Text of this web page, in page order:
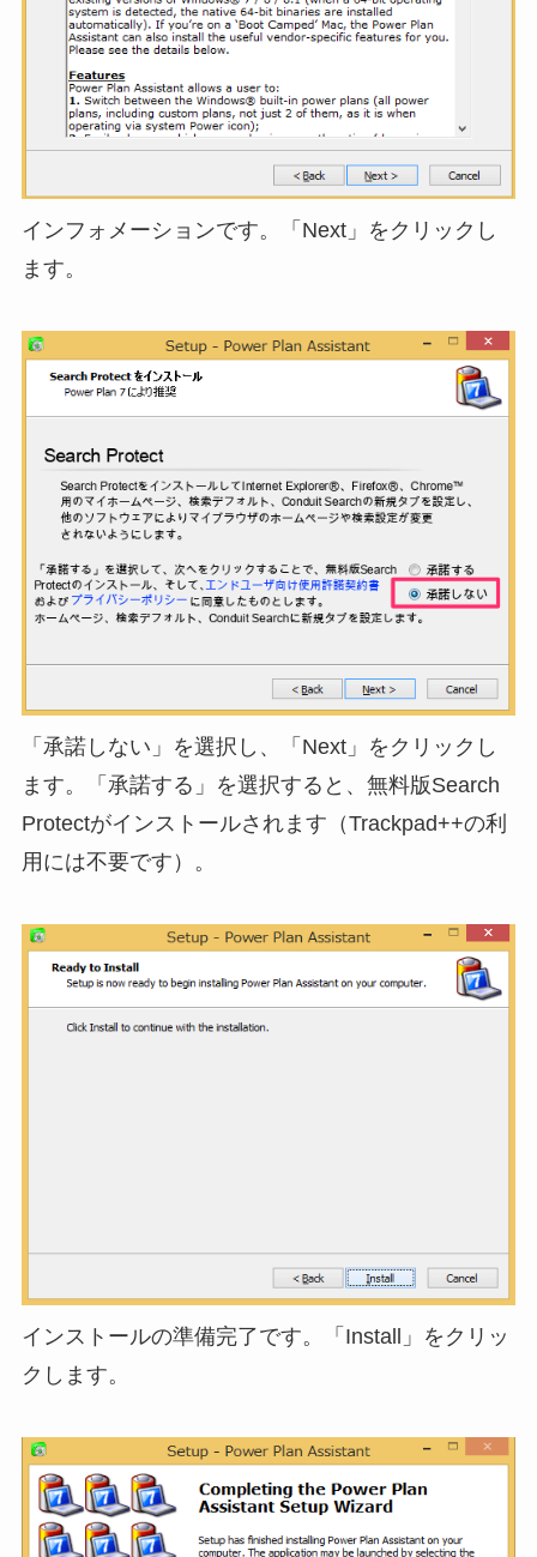
インフォメーションです。「Next」をクリックし
ます。
「承諾しない」を選択し、「Next」をクリックし
ます。「承諾する」を選択すると、無料版Search
Protectがインストールされます（Trackpad++の利
用には不要です）。
インストールの準備完了です。「Install」をクリッ
クします。